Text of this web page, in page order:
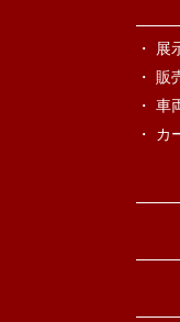
展
販
車
カ